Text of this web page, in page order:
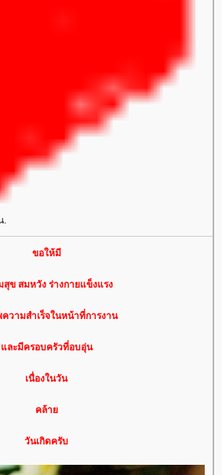
ขอให้มี
สุข สมหวัง ร่างกายแข็งแรง
ความสำเร็จในหน้าที่การงาน
ละมีครอบครัวที่อบอุ่น
เนื่องในวัน
คล้า
วันเกิดครับ